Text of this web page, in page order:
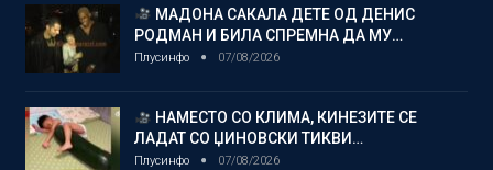
МАДОНА САКАЛА ДЕТЕ ОД ДЕНИС
РОДМАН И БИЛА СПРЕМНА ДА МУ…
Плусинфо 07/08/2026
НАМЕСТО СО КЛИМА, КИНЕЗИТЕ СЕ
ЛАДАТ СО ЏИНОВСКИ ТИКВИ…
Плусинфо 07/08/2026